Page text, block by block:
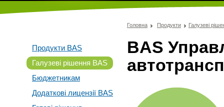
Продукти BAS
Галузеві рішення BAS
Бюджетникам
Додаткові лицензії BAS
Головна Продукти Галузеві
BAS